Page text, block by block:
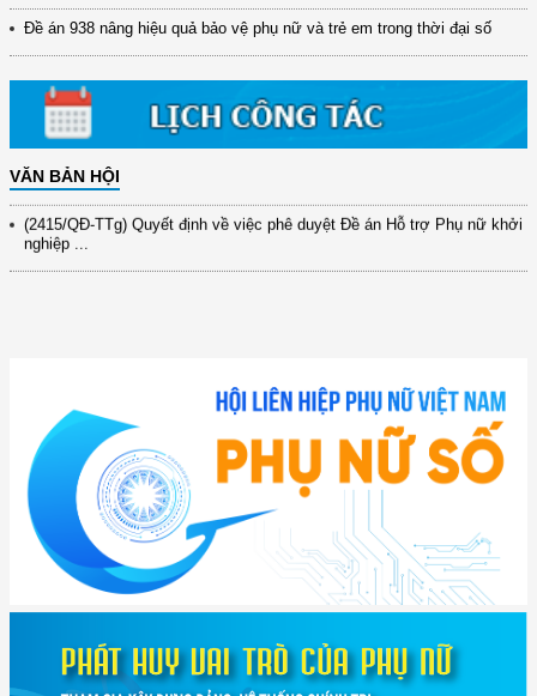
Đề án 938 nâng hiệu quả bảo vệ phụ nữ và trẻ em trong thời đại số
VĂN BẢN HỘI
(898/KH/ĐCT) Kế hoạch thực hiện Quyết định số 2415/QĐ-TTg ngày
(417/QĐ-BNNMT) Quyết định phê duyệt Chương trình mục tiêu quốc gia
xây dựng ...
(891/KH-ĐCT) Kế hoạch thực hiện Nghị quyết số 72-NQ/TW ngày
9/9/2025 của Bộ ...
(2415/QĐ-TTg) Quyết định về việc phê duyệt Đề án Hỗ trợ Phụ nữ khởi
nghiệp ...